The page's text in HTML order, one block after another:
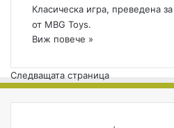
Класическа игра, преведена
от MBG Toys.
Виж повече »
Следващата страница